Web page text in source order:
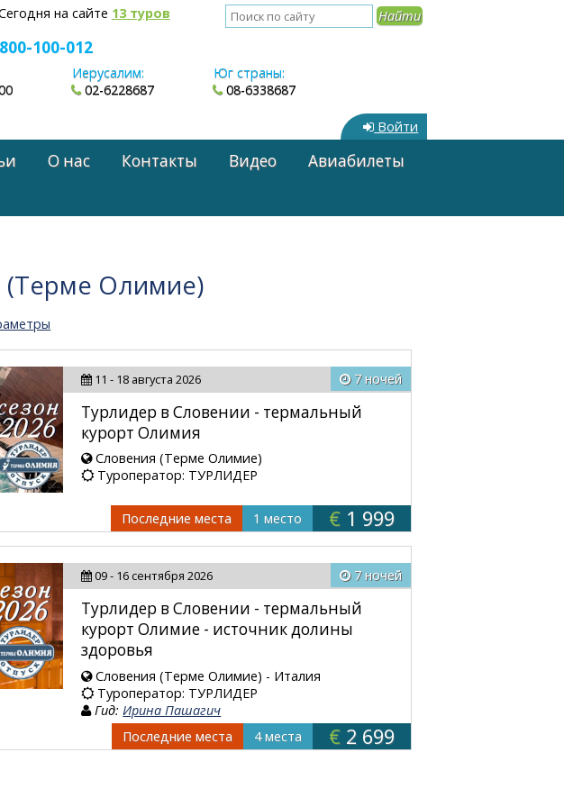
на сайте 13 туров
100-012
Иерусалим:
02-6228687
Юг страны:
08-6338687
Войти
О нас Контакты Видео
Авиабилеты
(Терме Олимие)
11 - 18 августа 2026 7 ночей
Турлидер в Словении - термальный
курорт Олимия
Словения (Терме Олимие)
Туроператор: ТУРЛИДЕР
Последние места 1 место € 1 999
09 - 16 сентября 2026 7 ночей
Турлидер в Словении - термальный
курорт Олимие - источник долины
здоровья
Словения (Терме Олимие) - Италия
Туроператор: ТУРЛИДЕР
Гид:Ирина Пашагич
Последние места
4 места € 2 699